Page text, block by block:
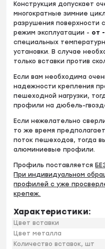
Конструкция допускает
многократные зимние
разрушения поверхности
режим эксплуатации - от
специальных
установки. В случае
только вставки против
Если вам необходима
надежности крепления
пешеходной нагрузки,
профили на дюбель-
Если нежелательно
то же время
поток пешеходов, тогда
алюминиевые профили.
Профиль поставляется
При индивидуальном
профилей с уже
крепеж.
Характеристики:
Цвет вставки
Цвет металла
Количество вставок, шт